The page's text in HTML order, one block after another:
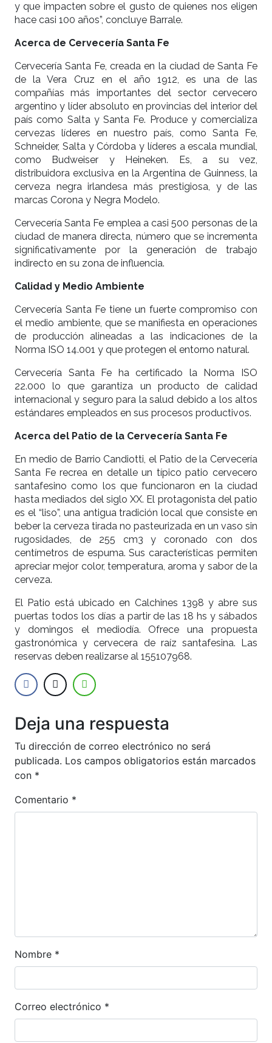
y que impacten sobre el gusto de quienes nos eligen
hace casi 100 años”, concluye Barrale.
Acerca de Cervecería Santa Fe
Cervecería Santa Fe, creada en la ciudad de Santa Fe
de la Vera Cruz en el año 1912, es una de las
compañías más importantes del sector cervecero
argentino y líder absoluto en provincias del interior del
país como Salta y Santa Fe. Produce y comercializa
cervezas líderes en nuestro país, como Santa Fe,
Schneider, Salta y Córdoba y líderes a escala mundial,
como Budweiser y Heineken. Es, a su vez,
distribuidora exclusiva en la Argentina de Guinness, la
cerveza negra irlandesa más prestigiosa, y de las
marcas Corona y Negra Modelo.
Cervecería Santa Fe emplea a casi 500 personas de la
ciudad de manera directa, número que se incrementa
significativamente por la generación de trabajo
indirecto en su zona de influencia.
Calidad y Medio Ambiente
Cervecería Santa Fe tiene un fuerte compromiso con
el medio ambiente, que se manifiesta en operaciones
de producción alineadas a las indicaciones de la
Norma ISO 14.001 y que protegen el entorno natural.
Cervecería Santa Fe ha certificado la Norma ISO
22.000 lo que garantiza un producto de calidad
internacional y seguro para la salud debido a los altos
estándares empleados en sus procesos productivos.
Acerca del Patio de la Cervecería Santa Fe
En medio de Barrio Candiotti, el Patio de la Cervecería
Santa Fe recrea en detalle un típico patio cervecero
santafesino como los que funcionaron en la ciudad
hasta mediados del siglo XX. El protagonista del patio
es el “liso”, una antigua tradición local que consiste en
beber la cerveza tirada no pasteurizada en un vaso sin
rugosidades, de 255 cm3 y coronado con dos
centímetros de espuma. Sus características permiten
apreciar mejor color, temperatura, aroma y sabor de la
cerveza.
El Patio está ubicado en Calchines 1398 y abre sus
puertas todos los días a partir de las 18 hs y sábados
y domingos el mediodía. Ofrece una propuesta
gastronómica y cervecera de raíz santafesina. Las
reservas deben realizarse al 155107968.
Deja una respuesta
Tu dirección de correo electrónico no será
publicada. Los campos obligatorios están marcados
con *
Comentario *
Nombre *
Correo electrónico *